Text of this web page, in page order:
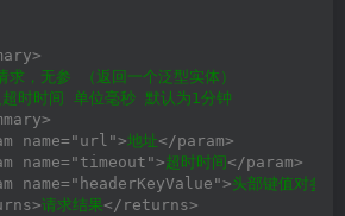
求，无参 （返回一个泛型实体）
超时时间 单位毫秒 默认为1分钟
name="url">地址</param>
name="timeout">超时时间 </param>
name="headerKeyValue">头部键值对参数
请求结果</returns>